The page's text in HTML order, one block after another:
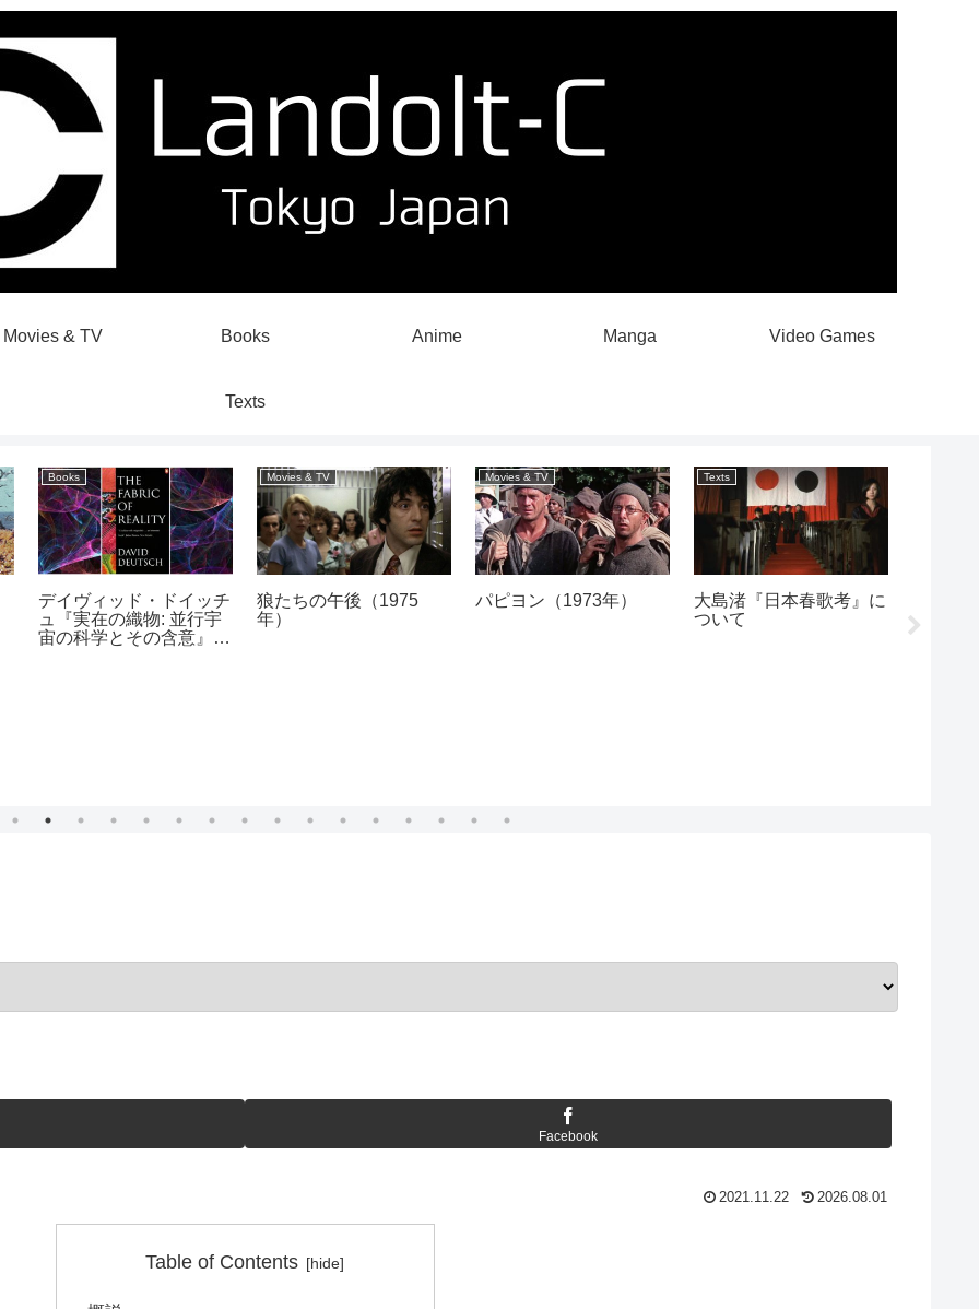
Movies & TV Books Anime Manga Video Games
Texts
Books
デイヴィッド・ドイッチ
ュ『実在の織物: 並行宇
宙の科学とその含意』
Movies & TV
狼たちの午後（1975
年）
Movies & TV
パピヨン（1973年）
Texts
大島渚『日本春歌考』に
ついて
が通る
年）
Facebook
2021.11.22 2026.08.01
Table of Contents